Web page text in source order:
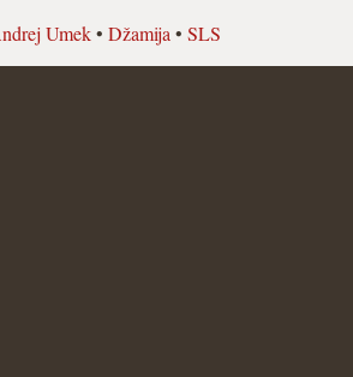
Umek• Džamija • SLS